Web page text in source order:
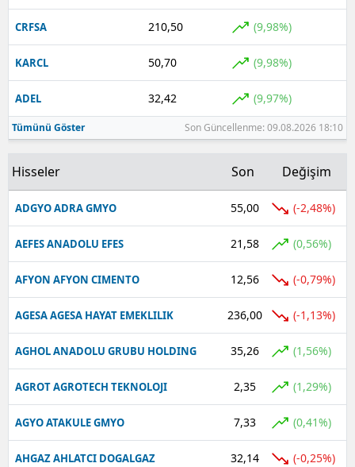
CRFSA 210,50 (9,98%)
KARCL 50,70 (9,98%)
ADEL 32,42 (9,97%)
Tümünü Göster Son Güncellenme: 09.08.2026 18:10
Hisseler Son Değişim
ADGYO ADRA GMYO 55,00 (-2,48%)
AEFES ANADOLU EFES 21,58 (0,56%)
AFYON AFYON CIMENTO 12,56 (-0,79%)
AGESA AGESA HAYAT EMEKLILIK 236,00 (-1,13%)
AGHOL ANADOLU GRUBU HOLDING 35,26 (1,56%)
AGROT AGROTECH TEKNOLOJI 2,35 (1,29%)
AGYO ATAKULE GMYO 7,33 (0,41%)
AHGAZ AHLATCI DOGALGAZ 32,14 (-0,25%)